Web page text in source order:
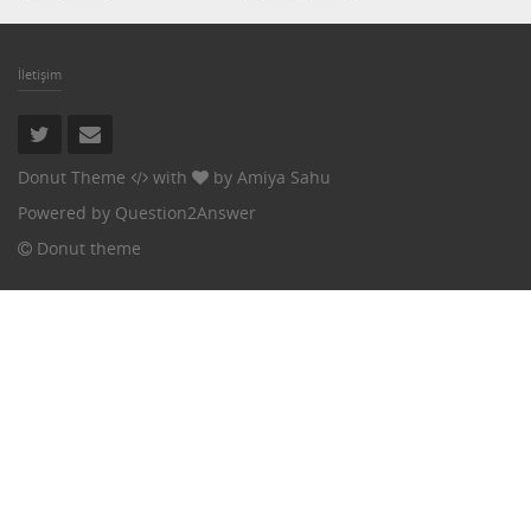
İletişim
Donut Theme with by Amiya Sahu
Powered by Question2Answer
Donut theme